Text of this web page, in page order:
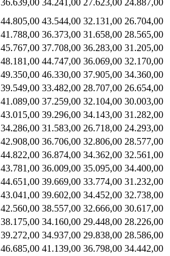
36.639,00 34.241,00 27.623,00 24.887,00
44.805,00 43.544,00 32.131,00 26.704,00
41.788,00 36.373,00 31.658,00 28.565,00
45.767,00 37.708,00 36.283,00 31.205,00
48.181,00 44.747,00 36.069,00 32.170,00
49.350,00 46.330,00 37.905,00 34.360,00
39.549,00 33.482,00 28.707,00 26.654,00
41.089,00 37.259,00 32.104,00 30.003,00
43.015,00 39.296,00 34.143,00 31.282,00
34.286,00 31.583,00 26.718,00 24.293,00
42.908,00 36.706,00 32.806,00 28.577,00
44.822,00 36.874,00 34.362,00 32.561,00
43.781,00 36.009,00 35.095,00 34.400,00
44.651,00 39.669,00 33.774,00 31.232,00
43.041,00 39.602,00 34.452,00 32.738,00
42.560,00 38.557,00 32.666,00 30.617,00
38.175,00 34.160,00 29.448,00 28.226,00
39.272,00 34.937,00 29.838,00 28.586,00
46.685,00 41.139,00 36.798,00 34.442,00